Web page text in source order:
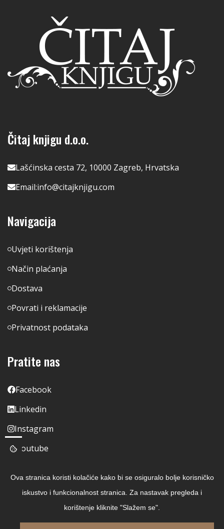
Čitaj knjigu d.o.o.
Lašćinska cesta 72, 10000 Zagreb, Hrvatska
Email:info@citajknjigu.com
Navigacija
Uvjeti korištenja
Način plaćanja
Dostava
Povrati i reklamacije
Privatnost podataka
Pratite nas
Facebook
Linkedin
Instagram
Youtube
Ova stranica koristi kolačiće kako bi se osiguralo bolje korisničko
iskustvo i funkcionalnost stranica. Za nastavak pregleda i
korištenje kliknite "Slažem se".